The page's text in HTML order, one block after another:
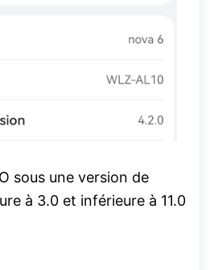
sous une version de
à 3.0 et inférieure à 11.0